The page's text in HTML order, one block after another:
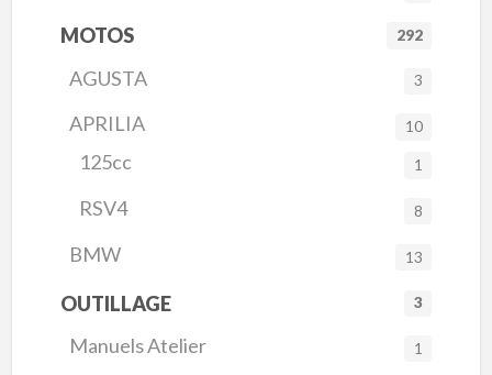
MOTOS 292
AGUSTA 3
APRILIA 10
125cc 1
RSV4 8
BMW 13
OUTILLAGE 3
Manuels Atelier 1